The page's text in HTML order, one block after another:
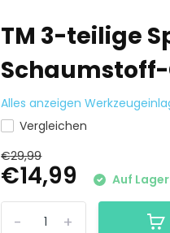
TM 3-teilige
Alles anzeigen
Vergleichen
€29,99
€14,99 Auf Lager
+
-